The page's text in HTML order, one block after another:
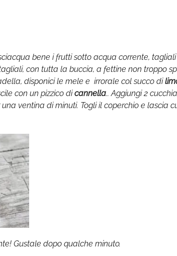
bene i frutti sotto acqua corrente,
con tutta la buccia, a fettine non troppo
disponici le mele e irrorale col succo di
con un pizzico dicannella.. Aggiungi 2
ventina di minuti. Togli il coperchio e lascia
Gustale dopo qualche minuto.